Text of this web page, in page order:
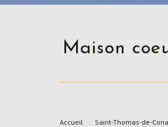
Maison coeur de village, 7 pièces, 5 chambres + dépendances attenantes et
Accueil Saint-Thomas-de-